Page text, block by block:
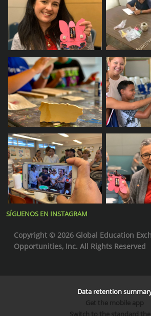
SÍGUENOS EN INSTAGRAM
Copyright © 2026 Global Education
Opportunities, Inc. All Rights Reserved
Data retention
Get the mobile app
Switch to the standard